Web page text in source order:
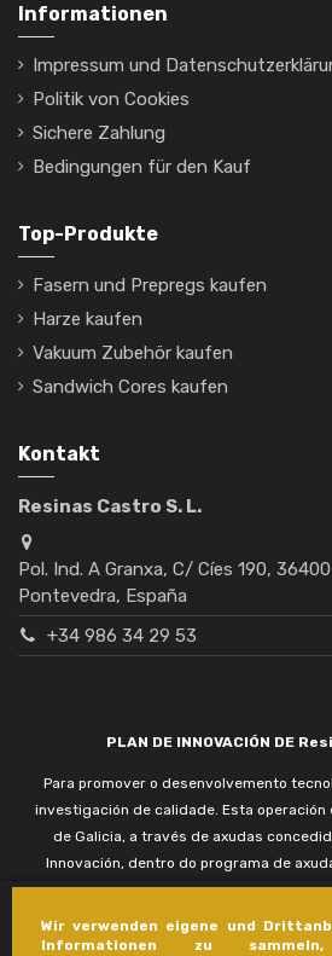
Wir verwenden eigene und
Informationen zu
Informationen
Impressum und
Politik von Cookies
Sichere Zahlung
Bedingungen für den Kauf
Top-Produkte
Fasern und Prepregs kaufen
Harze kaufen
Vakuum Zubehör kaufen
Sandwich Cores kaufen
Kontakt
Resinas Castro S. L.
Pol. Ind. A Granxa, C/ Cíes 190,
Pontevedra, España
+34 986 34 29 53
PLAN DE INNOVACIÓN DE
Para promover o desenvolvemento
investigación de calidade. Esta operación
de Galicia, a través de axudas
Innovación, dentro do programa de